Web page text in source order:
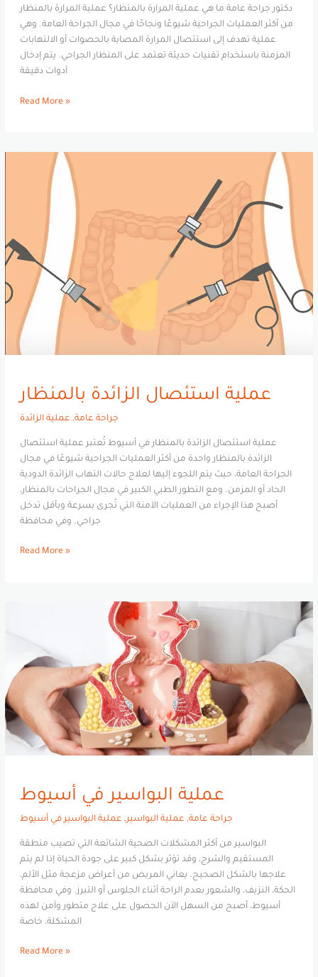
دكتور جراحة عامة ما هي عملية المرارة بالمنظار؟ عملية المرارة بالمنظار
من أكثر العمليات الجراحية شيوعًا ونجاحًا في مجال الجراحة العامة. وهي
عملية تهدف إلى استئصال المرارة المصابة بالحصوات أو الالتهابات
المزمنة باستخدام تقنيات حديثة تعتمد على المنظار الجراحي. يتم إدخال
أدوات دقيقة
Read More »
عملية استئصال الزائدة بالمنظار
جراحة عامة, عملية الزائدة
عملية استئصال الزائدة بالمنظار في أسيوط تُعتبر عملية استئصال
الزائدة بالمنظار واحدة من أكثر العمليات الجراحية شيوعًا في مجال
الجراحة العامة، حيث يتم اللجوء إليها لعلاج حالات التهاب الزائدة الدودية
الحاد أو المزمن. ومع التطور الطبي الكبير في مجال الجراحات بالمنظار،
أصبح هذا الإجراء من العمليات الآمنة التي تُجرى بسرعة وبأقل تدخل
جراحي. وفي محافظة
استئصال
Read More »
عملية البواسير في أسيوط
جراحة عامة, عملية البواسير, عملية البواسير في أسيوط
البواسير من أكثر المشكلات الصحية الشائعة التي تصيب منطقة
المستقيم والشرج، وقد تؤثر بشكل كبير على جودة الحياة إذا لم يتم
علاجها بالشكل الصحيح. يعاني المريض من أعراض مزعجة مثل الألم،
الحكة، النزيف، والشعور بعدم الراحة أثناء الجلوس أو التبرز. وفي محافظة
أسيوط، أصبح من السهل الآن الحصول على علاج متطور وآمن لهذه
المشكلة، خاصة
أسيوط
Read More »